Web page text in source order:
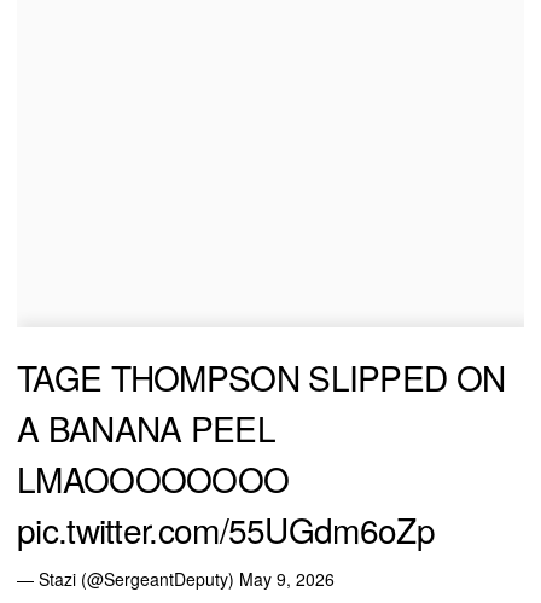
TAGE THOMPSON SLIPPED ON
A BANANA PEEL
LMAOOOOOOOO
pic.twitter.com/55UGdm6oZp
— Stazi (@SergeantDeputy) May 9, 2026